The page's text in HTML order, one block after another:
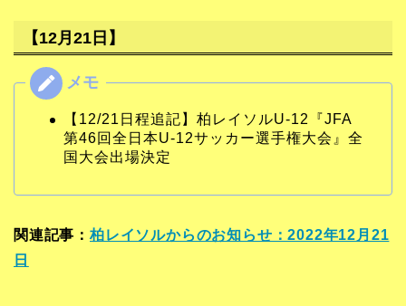
【12月21日】
【12/21日程追記】柏レイソルU-12『JFA
第46回全日本U-12サッカー選手権大会』全
国大会出場決定
関連記事：柏レイソルからのお知らせ：2022年12月21
日